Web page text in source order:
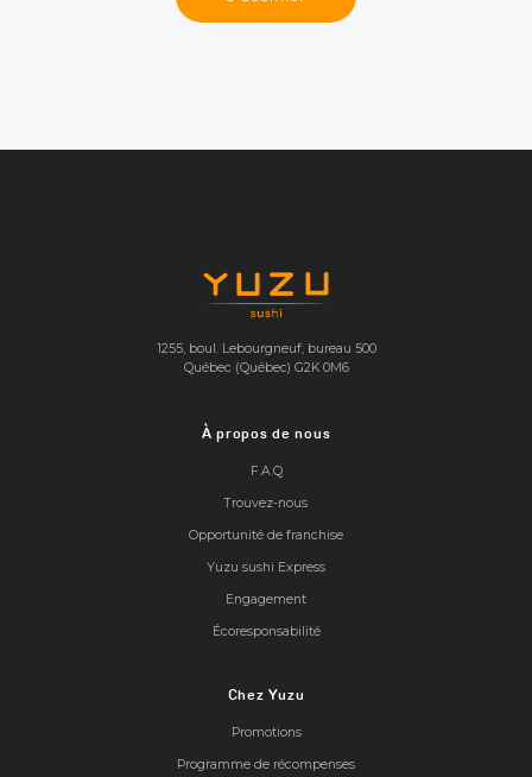
1255, boul. Lebourgneuf, bureau 500
Québec (Québec) G2K 0M6
À propos de nous
F.A.Q
Trouvez-nous
Opportunité de franchise
Yuzu sushi Express
Engagement
Écoresponsabilité
Chez Yuzu
Promotions
Programme de récompenses